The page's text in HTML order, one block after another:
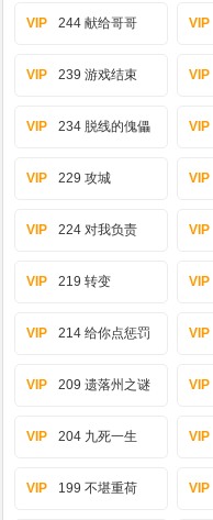
VIP 244 献给哥哥 VIP
VIP 239 游戏结束 VIP
VIP 234 脱线的傀儡 VIP
VIP 229 攻城 VIP
VIP 224 对我负责 VIP
VIP 219 转变 VIP
VIP 214 给你点惩罚 VIP
VIP 209 遗落州之谜 VIP
VIP 204 九死一生 VIP
VIP 199 不堪重荷 VIP